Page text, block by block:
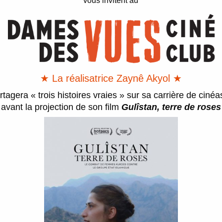
★ La réalisatrice Zaynê Akyol ★
« trois histoires vraies » sur sa carrière de
avant la projection de son film Gulîstan, terre de roses